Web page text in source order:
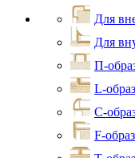
Для
Для
П-
L-
С-
F-